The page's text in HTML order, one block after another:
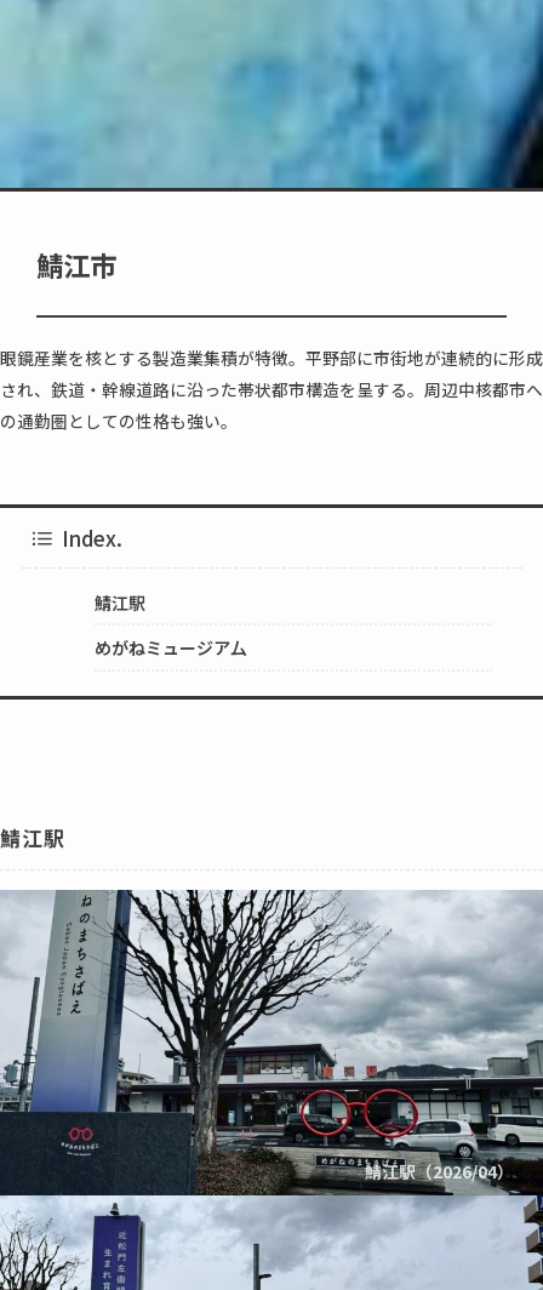
鯖江市
眼鏡産業を核とする製造業集積が特徴。平野部に市街地が連続的に形成
され、鉄道・幹線道路に沿った帯状都市構造を呈する。周辺中核都市へ
の通勤圏としての性格も強い。
Index.
鯖江駅
めがねミュージア厶
鯖江駅
鯖江駅（2026/04）